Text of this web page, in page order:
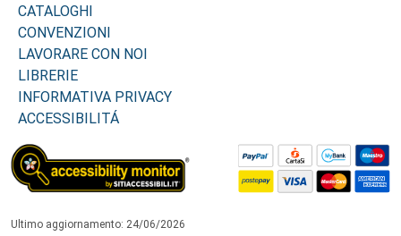
CATALOGHI
CONVENZIONI
LAVORARE CON NOI
LIBRERIE
INFORMATIVA PRIVACY
ACCESSIBILITÁ
Ultimo aggiornamento: 24/06/2026